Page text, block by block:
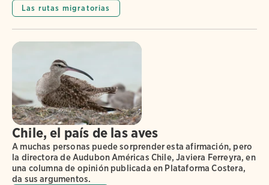
Las rutas migratorias
Chile, el país de las aves
A muchas personas puede sorprender esta afirmación, pero
la directora de Audubon Américas Chile, Javiera Ferreyra, en
una columna de opinión publicada en Plataforma Costera,
da sus argumentos.